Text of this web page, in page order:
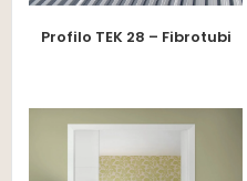
Profilo TEK 28 – Fibrotubi